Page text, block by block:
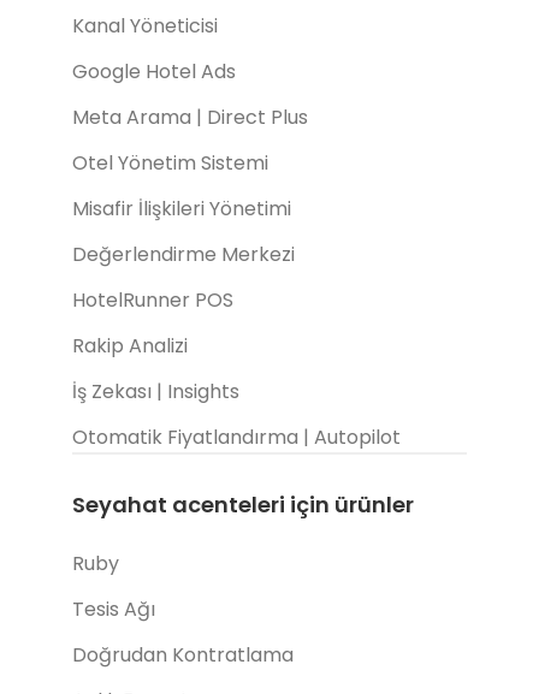
Kanal Yöneticisi
Google Hotel Ads
Meta Arama | Direct Plus
Otel Yönetim Sistemi
Misafir İlişkileri Yönetimi
Değerlendirme Merkezi
HotelRunner POS
Rakip Analizi
İş Zekası | Insights
Otomatik Fiyatlandırma | Autopilot
Seyahat acenteleri için ürünler
Ruby
Tesis Ağı
Doğrudan Kontratlama